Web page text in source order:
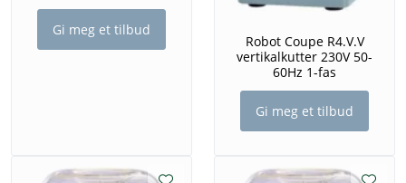
Gi meg et tilbud
Robot Coupe R4.V.V
vertikalkutter 230V 50-
60Hz 1-fas
Gi meg et tilbud